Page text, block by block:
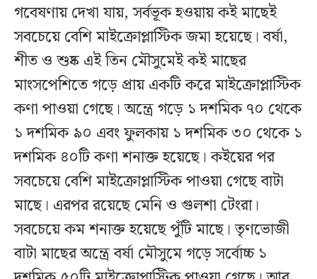
গবেষণায় দেখা যায়, সর্বভূক হওয়ায় কই মাছেই
সবচেয়ে বেশি মাইক্রোপ্লাস্টিক জমা হয়েছে। বর্ষা,
শীত ও শুষ্ক এই তিন মৌসুমেই কই মাছের
মাংসপেশিতে গড়ে প্রায় একটি করে মাইক্রোপ্লাস্টিক
কণা পাওয়া গেছে। অন্ত্রে গড়ে ১ দশমিক ৭০ থেকে
১ দশমিক ৯০ এবং ফুলকায় ১ দশমিক ৩০ থেকে ১
দশমিক ৪০টি কণা শনাক্ত হয়েছে। কইয়ের পর
সবচেয়ে বেশি মাইক্রোপ্লাস্টিক পাওয়া গেছে বাটা
মাছে। এরপর রয়েছে মেনি ও গুলশা টেংরা।
সবচেয়ে কম শনাক্ত হয়েছে পুঁটি মাছে। তৃণভোজী
বাটা মাছের অন্ত্রে বর্ষা মৌসুমে গড়ে সর্বোচ্চ ১